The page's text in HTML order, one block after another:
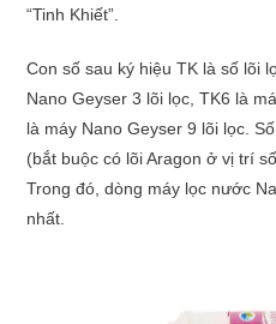
“Tinh Khiết”.
Con số sau ký hiệu TK là số lõi
Nano Geyser 3 lõi lọc, TK6 là
là máy Nano Geyser 9 lõi lọc.
(bắt buộc có lõi Aragon ở vị trí
Trong đó, dòng máy lọc nước
nhất.